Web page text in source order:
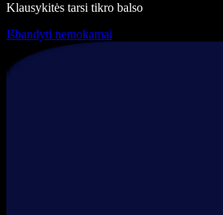
Klausykitės tarsi tikro balso
Išbandyti nemokamai